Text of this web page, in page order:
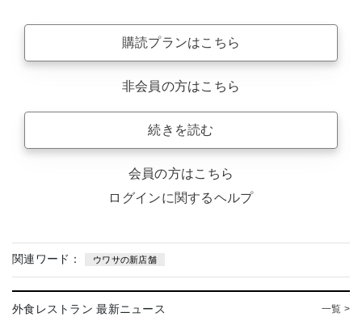
購読プランはこちら
非会員の方はこちら
続きを読む
会員の方はこちら
ログインに関するヘルプ
関連ワード： ウワサの新店舗
外食レストラン 最新ニュース 一覧 >